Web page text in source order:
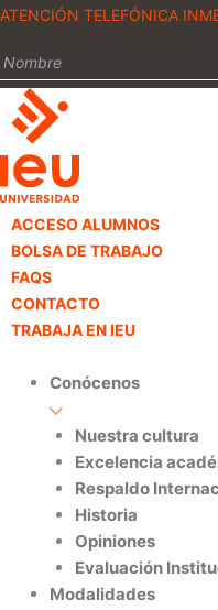
Ir
contenido
ATENCIÓN TELEFÓNICA
ACCESO ALUMNOS
BOLSA DE TRABAJO
FAQS
CONTACTO
TRABAJA EN IEU
Conócenos
Nuestra cultura
Excelencia
Respaldo
Historia
Opiniones
Evaluación
Modalidades